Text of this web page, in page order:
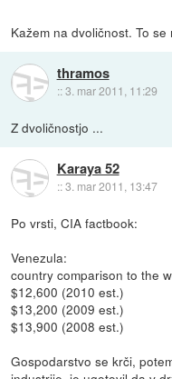
Kažem na dvoličnost. To
thramos
::3. mar 2011, 11:29
Z dvoličnostjo ...
Karaya 52
::3. mar 2011, 13:47
Po vrsti, CIA factbook:
Venezula:
country comparison to the
$12,600 (2010 est.)
$13,200 (2009 est.)
$13,900 (2008 est.)
Gospodarstvo se krči,